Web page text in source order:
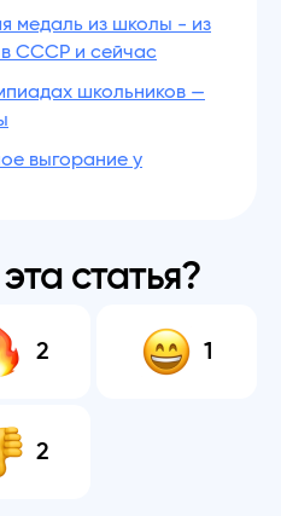
медаль из школы - из
в СССР и сейчас
школьников —
выгорание у
статья?
2 1
2